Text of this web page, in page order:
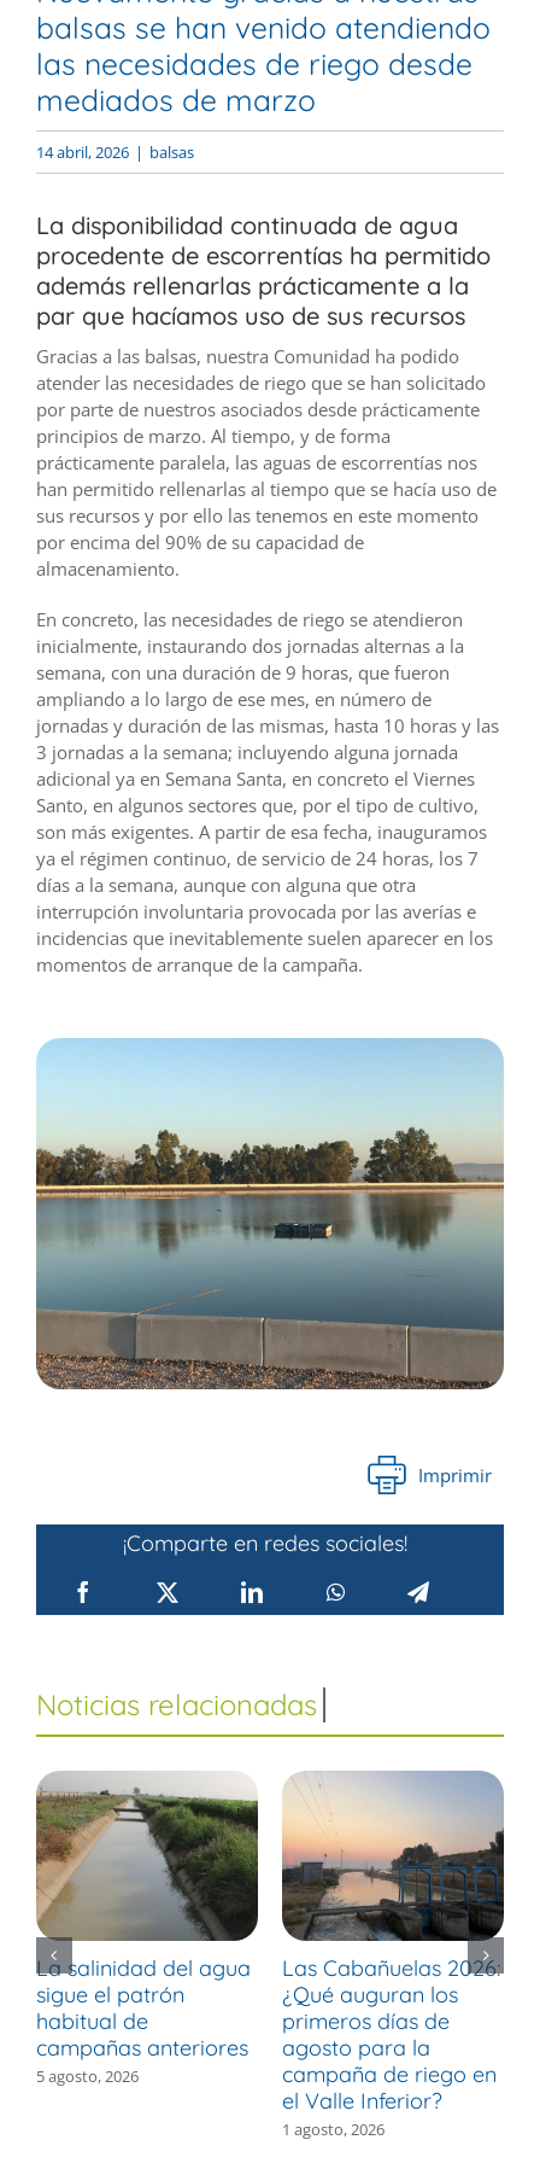
balsas se han venido atendiendo
las necesidades de riego desde
mediados de marzo
14 abril, 2026 | balsas
La disponibilidad continuada de agua
procedente de escorrentías ha permitido
además rellenarlas prácticamente a la
par que hacíamos uso de sus recursos
Gracias a las balsas, nuestra Comunidad ha podido
atender las necesidades de riego que se han solicitado
por parte de nuestros asociados desde prácticamente
principios de marzo. Al tiempo, y de forma
prácticamente paralela, las aguas de escorrentías nos
han permitido rellenarlas al tiempo que se hacía uso de
sus recursos y por ello las tenemos en este momento
por encima del 90% de su capacidad de
almacenamiento.
En concreto, las necesidades de riego se atendieron
inicialmente, instaurando dos jornadas alternas a la
semana, con una duración de 9 horas, que fueron
ampliando a lo largo de ese mes, en número de
jornadas y duración de las mismas, hasta 10 horas y las
3 jornadas a la semana; incluyendo alguna jornada
adicional ya en Semana Santa, en concreto el Viernes
Santo, en algunos sectores que, por el tipo de cultivo,
son más exigentes. A partir de esa fecha, inauguramos
ya el régimen continuo, de servicio de 24 horas, los 7
días a la semana, aunque con alguna que otra
interrupción involuntaria provocada por las averías e
incidencias que inevitablemente suelen aparecer en los
momentos de arranque de la campaña.
Imprimir
¡Comparte en redes sociales!
La salinidad del agua
sigue el patrón
habitual de
campañas anteriores
5 agosto, 2026
Las Cabañuelas 2026:
¿Qué auguran los
primeros días de
agosto para la
campaña de riego en
el Valle Inferior?
1 agosto, 2026